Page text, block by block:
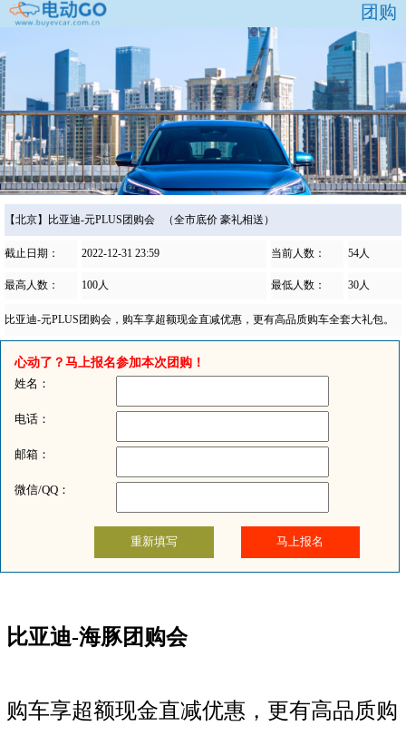
团购
【北京】比亚迪-元PLUS团购会 （全市底价 豪礼相送）
截止日期： 2022-12-31 23:59 当前人数： 54人
最高人数： 100人 最低人数： 30人
比亚迪-元PLUS团购会，购车享超额现金直减优惠，更有高品质购车全套大礼包。
心动了？马上报名参加本次团购！
姓名：
电话：
邮箱：
微信/QQ：
比亚迪-海豚团购会
购车享超额现金直减优惠，更有高品质购